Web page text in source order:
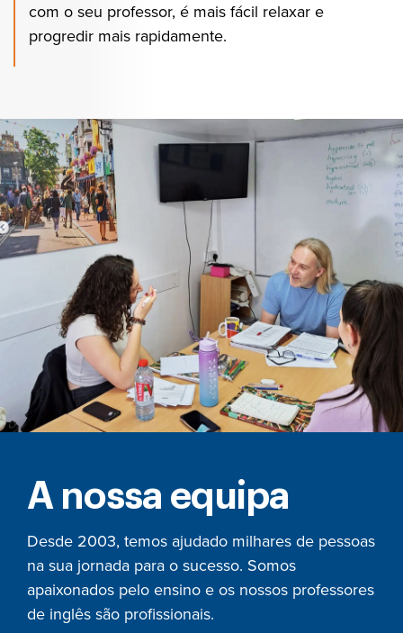
com o seu professor, é mais fácil relaxar e
progredir mais rapidamente.
A nossa equipa
Desde 2003, temos ajudado milhares de pessoas
na sua jornada para o sucesso. Somos
apaixonados pelo ensino e os nossos professores
de inglês são profissionais.